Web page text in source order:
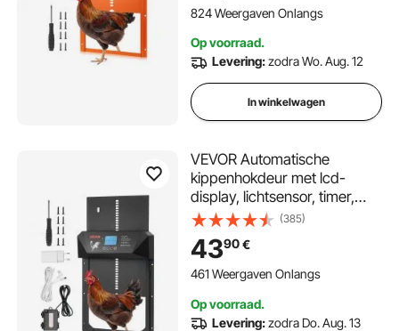
824 Weergaven Onlangs
Op voorraad.
Levering:zodra Wo. Aug. 12
In winkelwagen
VEVOR Automatische
kippenhokdeur met lcd-
display, lichtsensor, timer,
handmatige instelling, anti-
beknellingsbeveiliging,
kippenhokdeur, poortopener
voor kippenrennen op
mm
(385)
4390€
461 Weergaven Onlangs
Op voorraad.
Levering:zodra Do. Aug. 13